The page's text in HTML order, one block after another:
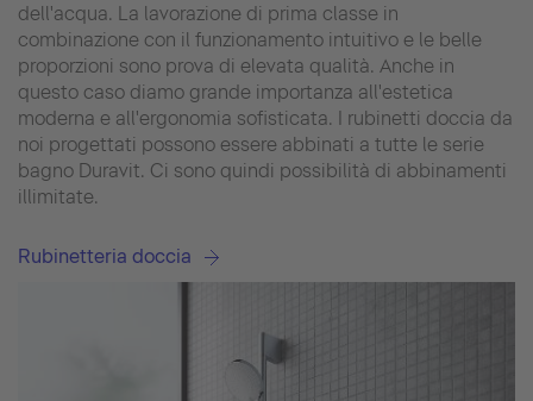
dell'acqua. La lavorazione di prima classe in
combinazione con il funzionamento intuitivo e le belle
proporzioni sono prova di elevata qualità. Anche in
questo caso diamo grande importanza all'estetica
moderna e all'ergonomia sofisticata. I rubinetti doccia da
noi progettati possono essere abbinati a tutte le serie
bagno Duravit. Ci sono quindi possibilità di abbinamenti
illimitate.
Rubinetteria doccia